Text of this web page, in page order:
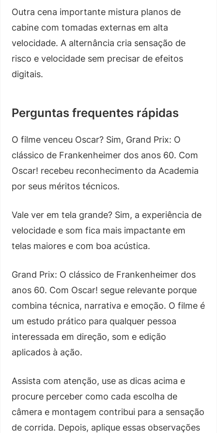
Outra cena importante mistura planos de
cabine com tomadas externas em alta
velocidade. A alternância cria sensação de
risco e velocidade sem precisar de efeitos
digitais.
Perguntas frequentes rápidas
O filme venceu Oscar? Sim, Grand Prix: O
clássico de Frankenheimer dos anos 60. Com
Oscar! recebeu reconhecimento da Academia
por seus méritos técnicos.
Vale ver em tela grande? Sim, a experiência de
velocidade e som fica mais impactante em
telas maiores e com boa acústica.
Grand Prix: O clássico de Frankenheimer dos
anos 60. Com Oscar! segue relevante porque
combina técnica, narrativa e emoção. O filme é
um estudo prático para qualquer pessoa
interessada em direção, som e edição
aplicados à ação.
Assista com atenção, use as dicas acima e
procure perceber como cada escolha de
câmera e montagem contribui para a sensação
de corrida. Depois, aplique essas observações